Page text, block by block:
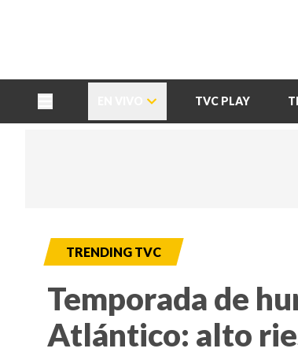
TVC PLAY
TRENDING TVC
Temporada de
Atlántico: alto